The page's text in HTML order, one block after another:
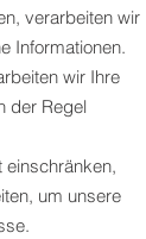
verarbeiten wir
Informationen.
wir Ihre
der Regel
einschränken,
um unsere